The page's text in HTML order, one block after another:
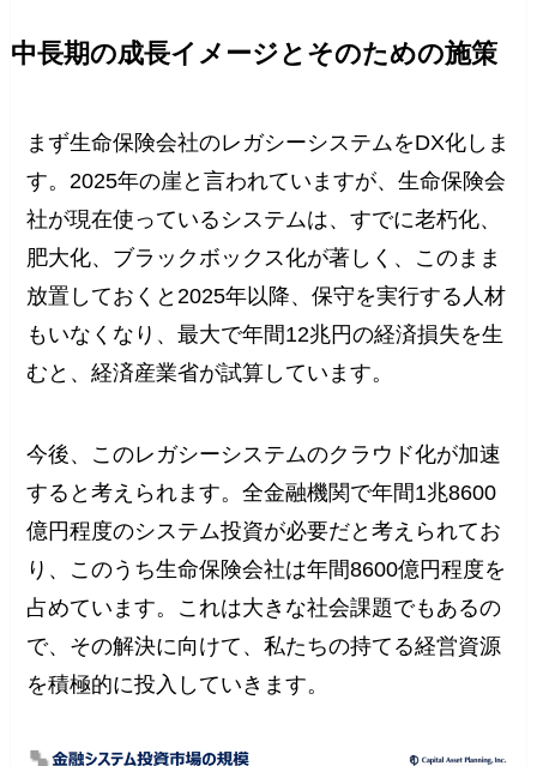
中長期の成長イメージとそのための施策
まず生命保険会社のレガシーシステムをDX化しま
す。2025年の崖と言われていますが、生命保険会
社が現在使っているシステムは、すでに老朽化、
肥大化、ブラックボックス化が著しく、このまま
放置しておくと2025年以降、保守を実行する人材
もいなくなり、最大で年間12兆円の経済損失を生
むと、経済産業省が試算しています。
今後、このレガシーシステムのクラウド化が加速
すると考えられます。全金融機関で年間1兆8600
億円程度のシステム投資が必要だと考えられてお
り、このうち生命保険会社は年間8600億円程度を
占めています。これは大きな社会課題でもあるの
で、その解決に向けて、私たちの持てる経営資源
を積極的に投入していきます。